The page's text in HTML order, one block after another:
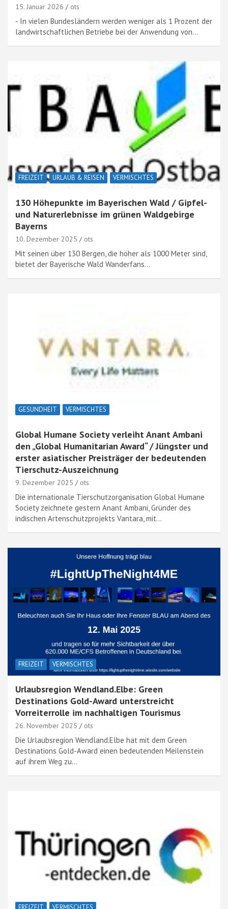
15. Januar 2026 ots
- In vielen Bundesländern werden weniger als 1 Prozent der
landwirtschaftlichen Betriebe bei der Anwendung von…
FREIZEIT URLAUB & REISEN VERMISCHTES
130 Höhepunkte im Bayerischen Wald / Gipfel-
und Naturerlebnisse im grünen Waldgebirge
Bayerns
10. Dezember 2025 ots
Mit seinen über 130 Bergen, die höher als 1000 Meter sind,
bietet der Bayerische Wald Wanderfans…
GESUNDHEIT VERMISCHTES
Global Humane Society verleiht Anant Ambani
den „Global Humanitarian Award“ / Jüngster und
erster asiatischer Preisträger der bedeutenden
Tierschutz-Auszeichnung
9. Dezember 2025 ots
Die internationale Tierschutzorganisation Global Humane
Society zeichnete gestern Anant Ambani, Gründer des
indischen Artenschutzprojekts Vantara, mit…
FREIZEIT VERMISCHTES
Urlaubsregion Wendland.Elbe: Green
Destinations Gold-Award unterstreicht
Vorreiterrolle im nachhaltigen Tourismus
26. November 2025 ots
Die Urlaubsregion Wendland.Elbe hat mit dem Green
Destinations Gold-Award einen bedeutenden Meilenstein
auf ihrem Weg zu…
FREIZEIT VERMISCHTES